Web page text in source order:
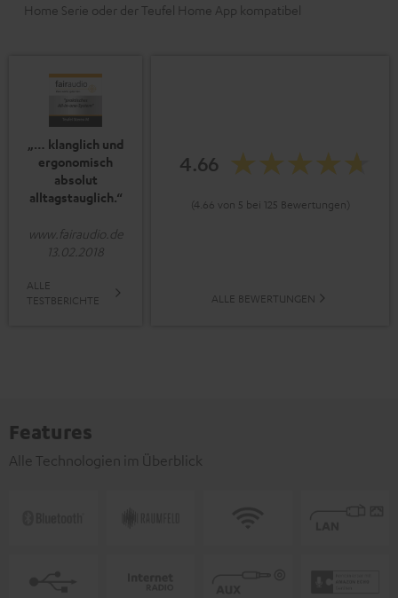
Home Serie oder der Teufel Home App kompatibel
„… klanglich und
ergonomisch
absolut
alltagstauglich.“
www.fairaudio.de
13.02.2018
ALLE
TESTBERICHTE
4.66
(4.66 von 5 bei 125 Bewertungen)
ALLE BEWERTUNGEN
Features
Alle Technologien im Überblick